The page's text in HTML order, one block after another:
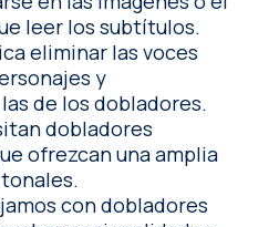
leer los subtítulos.
eliminar las voces
y
de los dobladores.
dobladores
ofrezcan una amplia
con dobladores